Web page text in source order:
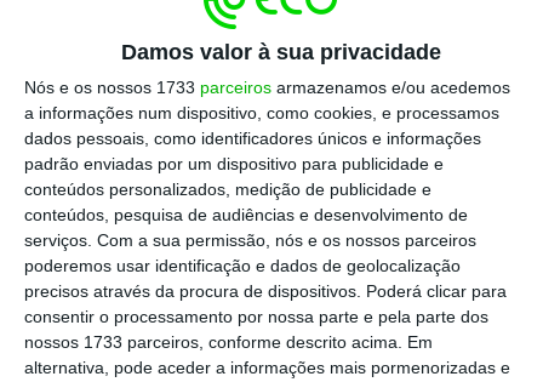
Damos valor à sua privacidade
Nós e os nossos 1733 parceiros armazenamos e/ou acedemos
a informações num dispositivo, como cookies, e processamos
dados pessoais, como identificadores únicos e informações
padrão enviadas por um dispositivo para publicidade e
conteúdos personalizados, medição de publicidade e
conteúdos, pesquisa de audiências e desenvolvimento de
serviços. Com a sua permissão, nós e os nossos parceiros
poderemos usar identificação e dados de geolocalização
precisos através da procura de dispositivos. Poderá clicar para
consentir o processamento por nossa parte e pela parte dos
nossos 1733 parceiros, conforme descrito acima. Em
alternativa, pode aceder a informações mais pormenorizadas e
só sido disponibilizado em 26 de março
significa que a declaração pode ser submetida
sem coima até 25 de julho”.“A AT [Autoridade
Tributária] não concorda, mas é direito dos
contribuintes”,afirmou à Lusa Paula Franco.
Último dia para entregar IRS. Se falhar, há coima até
3.750€
Ler Mais
A bastonária da Ordem dos Contabilistas